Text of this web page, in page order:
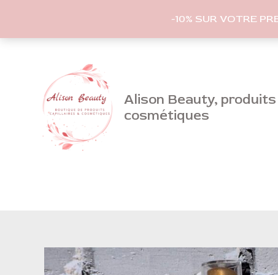
-10% SUR VOTRE
Alison Beauty,
cosmétiques